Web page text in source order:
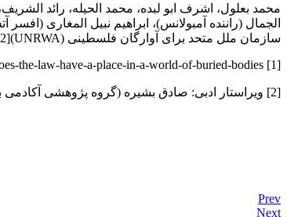
محمد بعلول، اشرف ابو لبده، محمد الحیله، رائد
الجمال (راننده آمبولانس)، ابراهیم نبیل المغاری
سازمان ملل متحد برای آوارگان فلسطینی (UNRWA)[2]
[1] https://opiniojuris.org/2025/07/24/does-the-law-have-a-place-in-a-world-of-buried-bodies/
[2] ویراستار ادبی: صادق بشیره (گروه پژوهشی آکادمی بیگدلی)
Prev
Next